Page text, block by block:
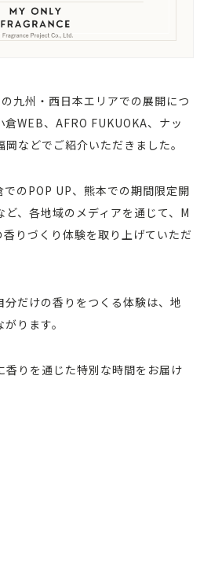
九州・西日本エリアでの展開につ
WEB、AFRO FUKUOKA、ナッ
などでご紹介いただきました。
のPOP UP、熊本での期間限定開
、各地域のメディアを通じて、M
香りづくり体験を取り上げていただ
だけの香りをつくる体験は、地
ります。
香りを通じた特別な時間をお届け